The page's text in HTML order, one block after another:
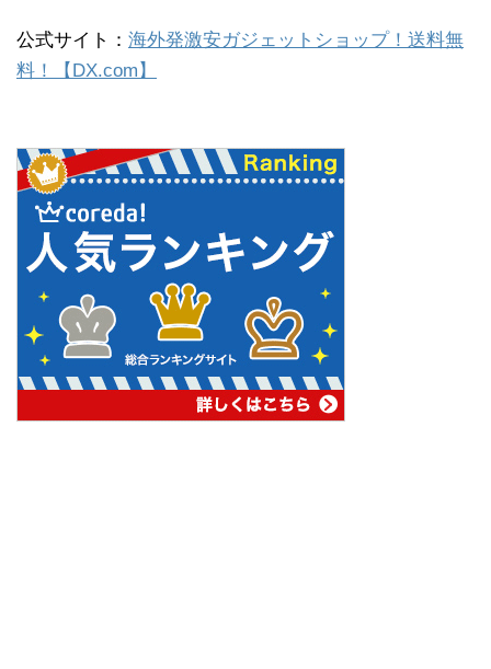
公式サイト： 海外発激安ガジェットショップ！送料無
料！【DX.com】